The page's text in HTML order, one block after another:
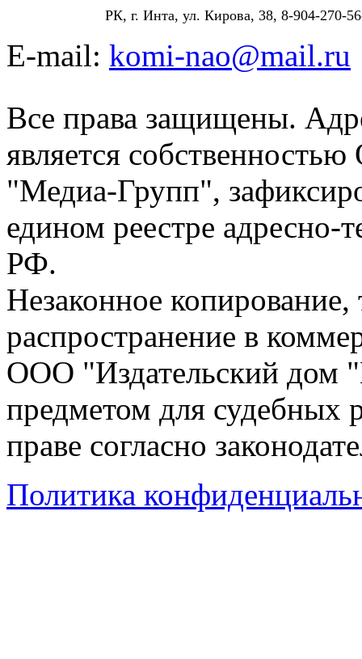
РК, г. Инта, ул. Кирова, 38, 8-904-270-
E-mail: komi-nao@mail.ru
Все права защищены.
является
"Медиа-Групп",
едином реестре адресно-
РФ.
Незаконное
распространение в
ООО "Издательский дом
предметом для судебных
праве согласно
Политика